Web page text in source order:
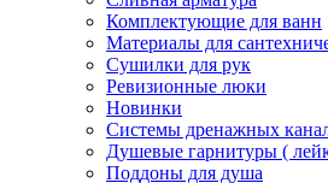
Комплектующие для ванн
Материалы для
Сушилки для рук
Ревизионные люки
Новинки
Системы дренажных
Душевые гарнитуры (
Поддоны для душа